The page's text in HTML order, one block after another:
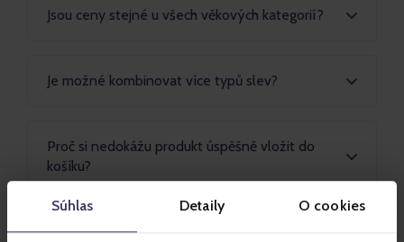
Súhlas Detaily O cookies
Jsou ceny stejné u všech věkových kategorií?
Je možné kombinovat více typů slev?
Proč si nedokážu produkt úspěšně vložit do
košíku?
Proč při nákupu lístku na Lomnický štít